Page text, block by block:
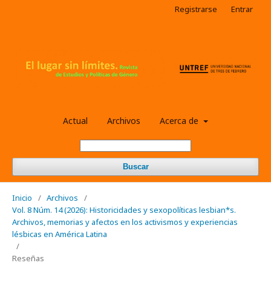
Actual Archivos Acerca de
Buscar
Registrarse Entrar
Inicio / Archivos
/
Vol. 8 Núm. 14 (2026): Historicidades y sexopolíticas lesbian*s.
Archivos, memorias y afectos en los activismos y experiencias
lésbicas en América Latina
/
Reseñas